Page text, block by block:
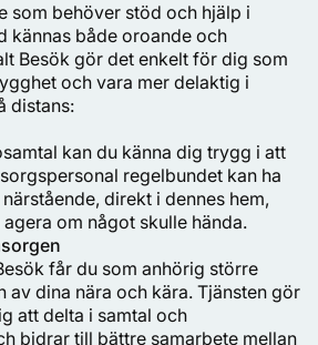
som behöver stöd och hjälp i
kännas både oroande och
Besök gör det enkelt för dig som
och vara mer delaktig i
distans:
kan du känna dig trygg i att
regelbundet kan ha
direkt i dennes hem,
om något skulle hända.
får du som anhörig större
av dina nära och kära. Tjänsten gör
att delta i samtal och
bidrar till bättre samarbete mellan